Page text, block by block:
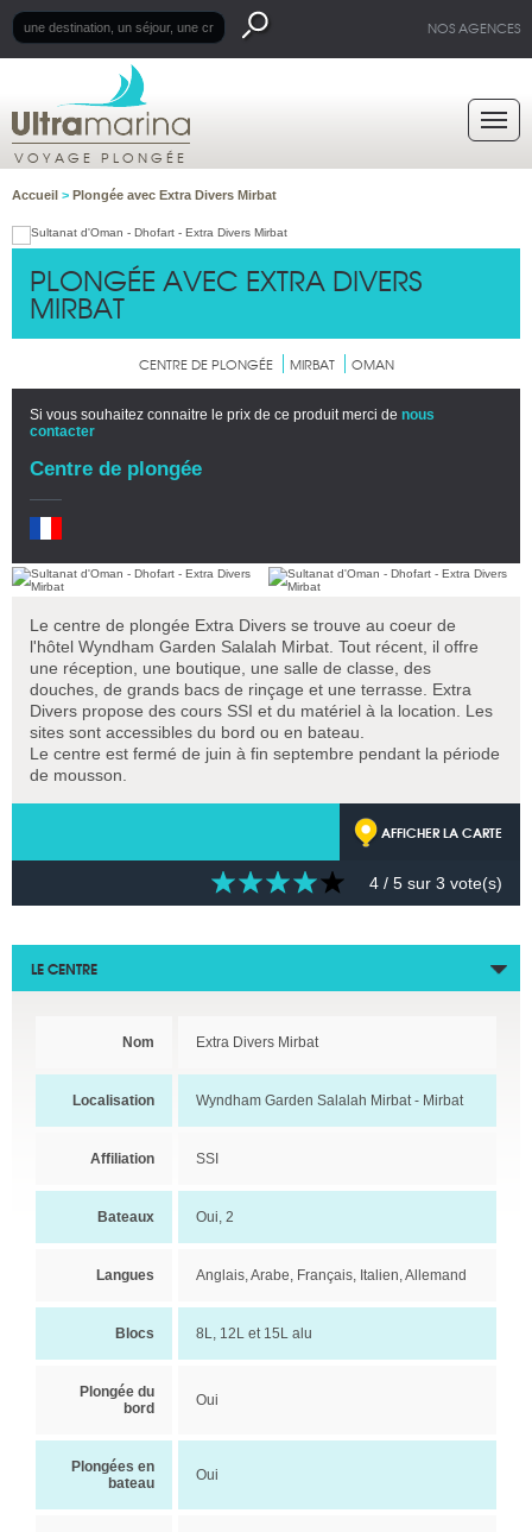
NOS AGENCES
VOYAGE PLONGÉE
Accueil > Plongée avec Extra Divers Mirbat
PLONGÉE AVEC EXTRA DIVERS
MIRBAT
CENTRE DE PLONGÉE MIRBAT OMAN
Si vous souhaitez connaitre le prix de ce produit merci de nous
contacter
Centre de plongée
Le centre de plongée Extra Divers se trouve au coeur de
l'hôtel Wyndham Garden Salalah Mirbat. Tout récent, il offre
une réception, une boutique, une salle de classe, des
douches, de grands bacs de rinçage et une terrasse. Extra
Divers propose des cours SSI et du matériel à la location. Les
sites sont accessibles du bord ou en bateau.
Le centre est fermé de juin à fin septembre pendant la période
de mousson.
AFFICHER LA CARTE
4 / 5 sur 3 vote(s)
LE CENTRE
Nom Extra Divers Mirbat
Localisation Wyndham Garden Salalah Mirbat - Mirbat
Affiliation SSI
Bateaux Oui, 2
Langues Anglais, Arabe, Français, Italien, Allemand
Blocs 8L, 12L et 15L alu
Plongée du
bord
Oui
Plongées en
bateau
Oui